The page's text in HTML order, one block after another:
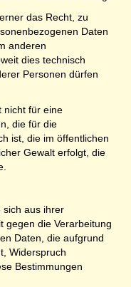
das Recht, zu
Daten
anderen
dies technisch
Personen dürfen
nicht für eine
die für die
ist, die im öffentlichen
Gewalt erfolgt, die
sich aus ihrer
gegen die Verarbeitung
Daten, die aufgrund
Widerspruch
Bestimmungen